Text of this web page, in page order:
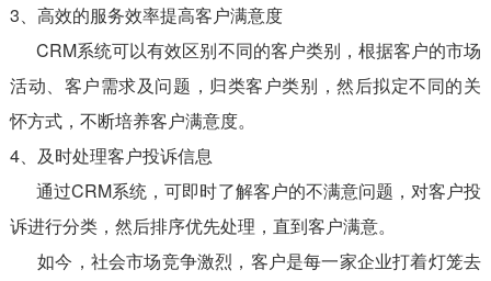
3、高效的服务效率提高客户满意度
CRM系统可以有效区别不同的客户类别，根据客户的市场
活动、客户需求及问题，归类客户类别，然后拟定不同的关
怀方式，不断培养客户满意度。
4、及时处理客户投诉信息
通过CRM系统，可即时了解客户的不满意问题，对客户投
诉进行分类，然后排序优先处理，直到客户满意。
如今，社会市场竞争激烈，客户是每一家企业打着灯笼去